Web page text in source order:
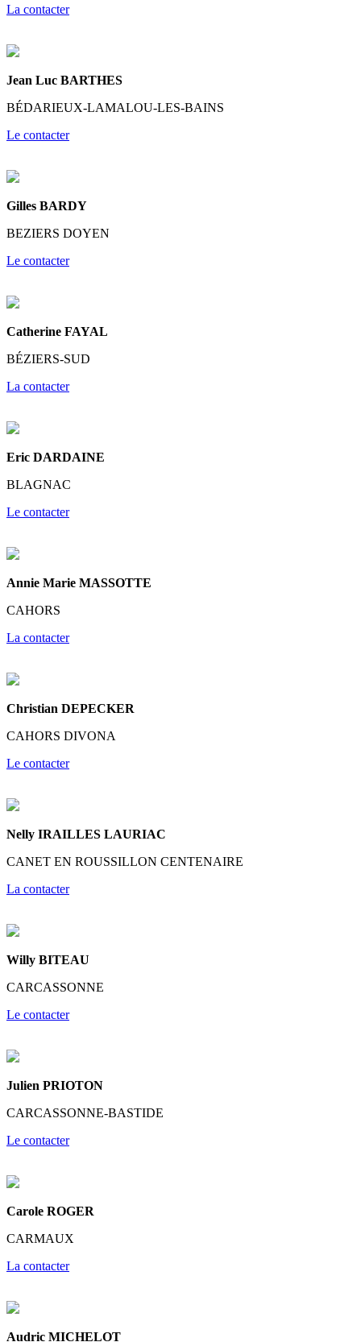
La contacter
Jean Luc BARTHES
BÉDARIEUX-LAMALOU-LES-BAINS
Le contacter
Gilles BARDY
BEZIERS DOYEN
Le contacter
Catherine FAYAL
BÉZIERS-SUD
La contacter
Eric DARDAINE
BLAGNAC
Le contacter
Annie Marie MASSOTTE
CAHORS
La contacter
Christian DEPECKER
CAHORS DIVONA
Le contacter
Nelly IRAILLES LAURIAC
CANET EN ROUSSILLON CENTENAIRE
La contacter
Willy BITEAU
CARCASSONNE
Le contacter
Julien PRIOTON
CARCASSONNE-BASTIDE
Le contacter
Carole ROGER
CARMAUX
La contacter
Audric MICHELOT